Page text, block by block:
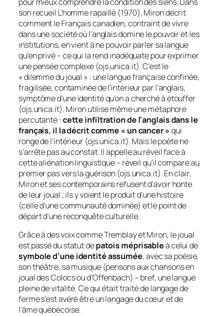
son recueil L’homme rapaillé (1970), Miron décrit
comment le Français canadien, contraint de vivre
dans une société où l’anglais domine le pouvoir et les
institutions, en vient à ne pouvoir parler sa langue
qu’en privé – ce qui la rend inadéquate pour exprimer
une pensée complexe (ojs.unica.it). C’est le
« dilemme du joual » : une langue française confinée,
fragilisée, contaminée de l’intérieur par l’anglais,
symptôme d’une identité qu’on a cherché à étouffer
(ojs.unica.it). Miron utilise même une métaphore
percutante : cette infiltration de l’anglais dans le
français, il la décrit comme « un cancer » qui
ronge de l’intérieur (ojs.unica.it). Mais le poète ne
s’arrête pas au constat. Il appelle auréveilface à
cette aliénation linguistique – réveil qu’il compare au
premier pas vers la guérison (ojs.unica.it). En clair,
Miron et ses contemporains refusent d’avoir honte
de leur joual ; ils y voient le produit d’une histoire
(celle d’une communauté dominée) et le point de
départ d’une reconquête culturelle.
Grâce à des voix comme Tremblay et Miron, le joual
est passé du statut depatois méprisableà celui de
symbole d’une identité assumée, avec sa poésie,
son théâtre, sa musique (pensons aux chansons en
joual des Colocs ou d’Offenbach) – bref, une langue
pleine de vitalité. Ce qui était traité delangage de
fermes’est avéré être un langage du cœur et de
l’âme québécoise.